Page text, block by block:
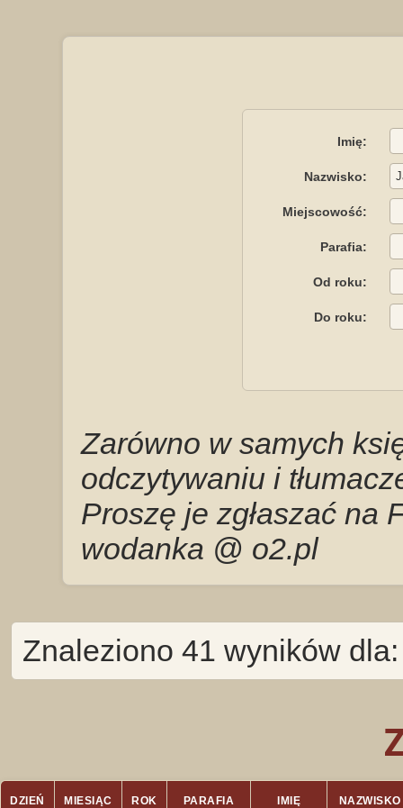
Imię:
Nazwisko:
Miejscowość:
Parafia:
Od roku:
Do roku:
Zarówno w samych
odczytywaniu i
Proszę je zgłaszać na
wodanka @ o2.pl
Znaleziono 41 wyników
DZIEŃ MIESIĄC ROK PARAFIA IMIĘ NAZWISKO